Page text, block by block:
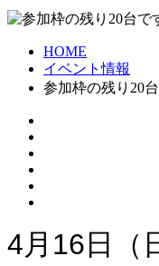
HOME
イベント情報
参加枠の残り20台
4月16日（